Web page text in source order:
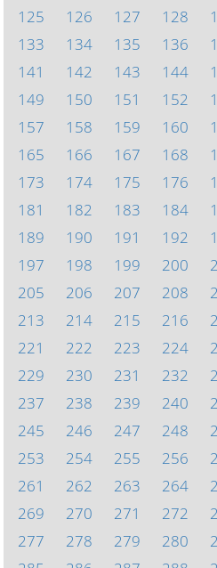
125
126 127 128
133
134 135 136
141
142 143 144
149
150 151 152
157
158 159 160
165
166 167 168
173
174 175 176
181
182 183 184
189
190 191 192
197
198 199 200
205
206 207 208
213
214 215 216
221
222 223 224
229
230 231 232
237
238 239 240
245
246 247 248
253
254 255 256
261
262 263 264
269
270 271 272
277
278 279 280